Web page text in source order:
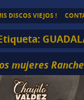
DISCOS VIEJOS !
mujeres